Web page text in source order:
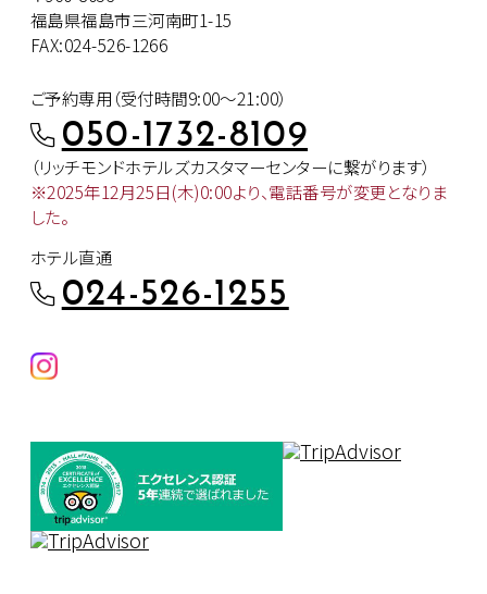
福島県福島市三河南町1-15
FAX:024-526-1266
ご予約専用（受付時間9:00～21:00）
050-1732-8109
（リッチモンドホテルズカスタマーセンターに繋がります）
※2025年12月25日(木)0:00より、電話番号が変更となりま
した。
ホテル直通
024-526-1255